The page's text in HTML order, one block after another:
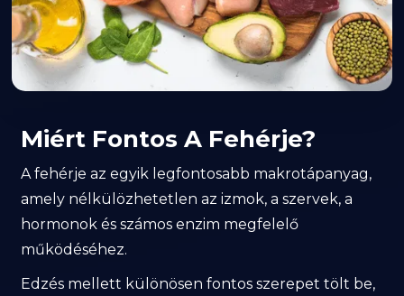
Miért Fontos A Fehérje?
A fehérje az egyik legfontosabb makrotápanyag,
amely nélkülözhetetlen az izmok, a szervek, a
hormonok és számos enzim megfelelő
működéséhez.
Edzés mellett különösen fontos szerepet tölt be,